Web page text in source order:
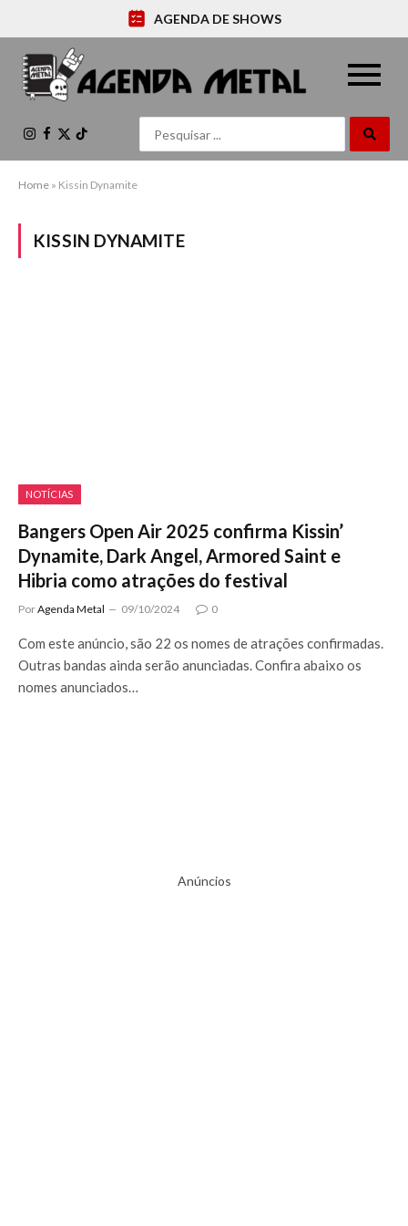
AGENDA DE SHOWS
Instagram
Facebook
X
(Twitter)
TikTok
Home » Kissin Dynamite
KISSIN DYNAMITE
NOTÍCIAS
Bangers Open Air 2025 confirma Kissin’
Dynamite, Dark Angel, Armored Saint e
Hibria como atrações do festival
PorAgenda Metal 09/10/2024 0
Com este anúncio, são 22 os nomes de atrações confirmadas.
Outras bandas ainda serão anunciadas. Confira abaixo os
nomes anunciados…
Anúncios